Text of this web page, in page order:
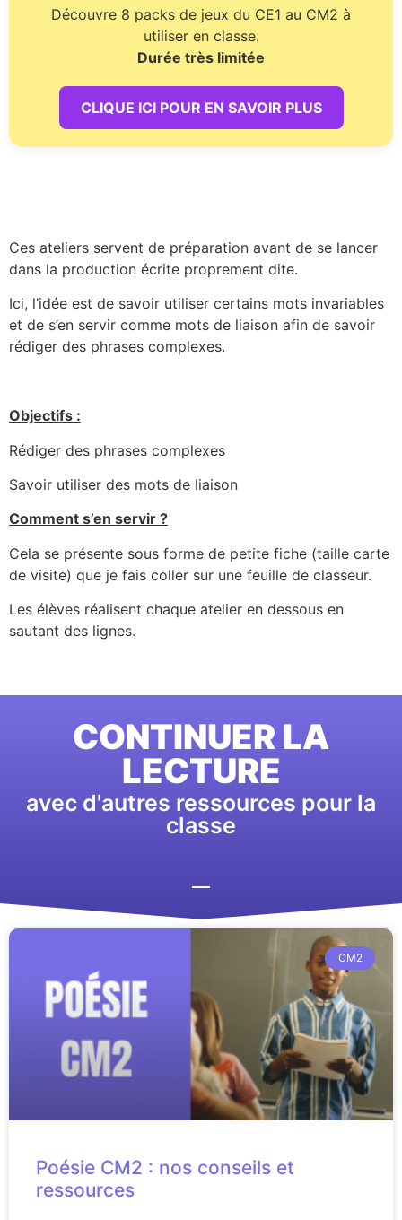
Découvre 8 packs de jeux du CE1 au CM2 à
utiliser en classe.
Durée très limitée
CLIQUE ICI POUR EN SAVOIR PLUS
Ces ateliers servent de préparation avant de se lancer
dans la production écrite proprement dite.
Ici, l’idée est de savoir utiliser certains mots invariables
et de s’en servir comme mots de liaison afin de savoir
rédiger des phrases complexes.
Objectifs :
Rédiger des phrases complexes
Savoir utiliser des mots de liaison
Comment s’en servir ?
Cela se présente sous forme de petite fiche (taille carte
de visite) que je fais coller sur une feuille de classeur.
Les élèves réalisent chaque atelier en dessous en
sautant des lignes.
CONTINUER LA
LECTURE
avec d'autres ressources pour la
classe
CM2
Poésie CM2 : nos conseils et
ressources